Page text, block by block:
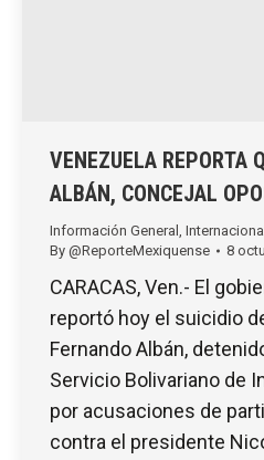
VENEZUELA REPORTA
ALBÁN, CONCEJAL
Información General , Internacional
By @ReporteMexiquense 8
CARACAS, Ven.- El
reportó hoy el suicidio
Fernando Albán,
Servicio Bolivariano de
por acusaciones de
contra el presidente